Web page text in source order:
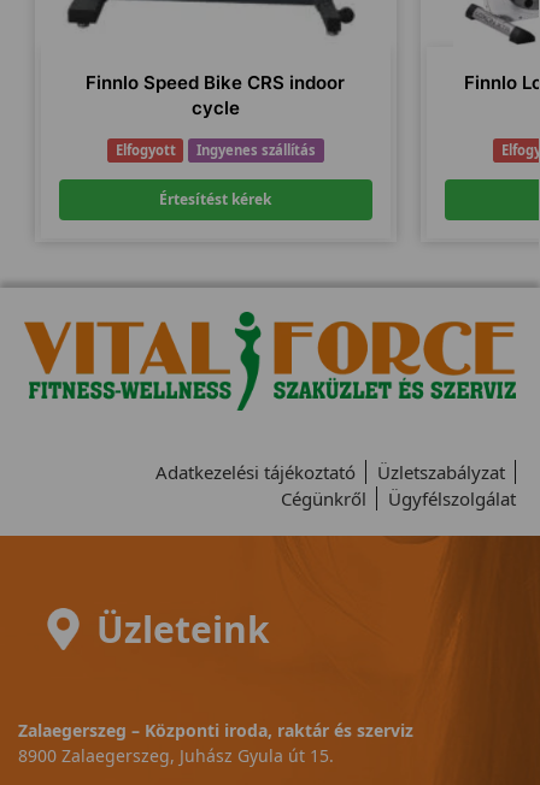
Finnlo Speed Bike CRS indoor
cycle
Elfogyott Ingyenes szállítás
Értesítést kérek
Finnlo
Adatkezelési tájékoztató
Üzletszabályzat
Cégünkről
Ügyfélszolgálat
Üzleteink
Zalaegerszeg – Központi iroda, raktár és szerviz
8900 Zalaegerszeg, Juhász Gyula út 15.